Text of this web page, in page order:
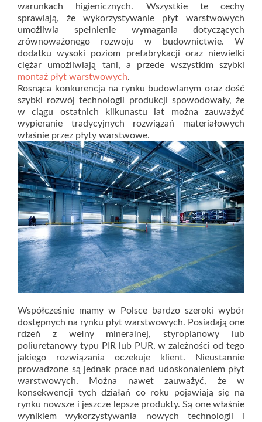
warunkach higienicznych. Wszystkie te cechy
sprawiają, że wykorzystywanie płyt warstwowych
umożliwia spełnienie wymagania dotyczących
zrównoważonego rozwoju w budownictwie. W
dodatku wysoki poziom prefabrykacji oraz niewielki
ciężar umożliwiają tani, a przede wszystkim szybki
montaż płyt warstwowych.
Rosnąca konkurencja na rynku budowlanym oraz dość
szybki rozwój technologii produkcji spowodowały, że
w ciągu ostatnich kilkunastu lat można zauważyć
wypieranie tradycyjnych rozwiązań materiałowych
właśnie przez płyty warstwowe.
Współcześnie mamy w Polsce bardzo szeroki wybór
dostępnych na rynku płyt warstwowych. Posiadają one
rdzeń z wełny mineralnej, styropianowy lub
poliuretanowy typu PIR lub PUR, w zależności od tego
jakiego rozwiązania oczekuje klient. Nieustannie
prowadzone są jednak prace nad udoskonaleniem płyt
warstwowych. Można nawet zauważyć, że w
konsekwencji tych działań co roku pojawiają się na
rynku nowsze i jeszcze lepsze produkty. Są one właśnie
wynikiem wykorzystywania nowych technologii i